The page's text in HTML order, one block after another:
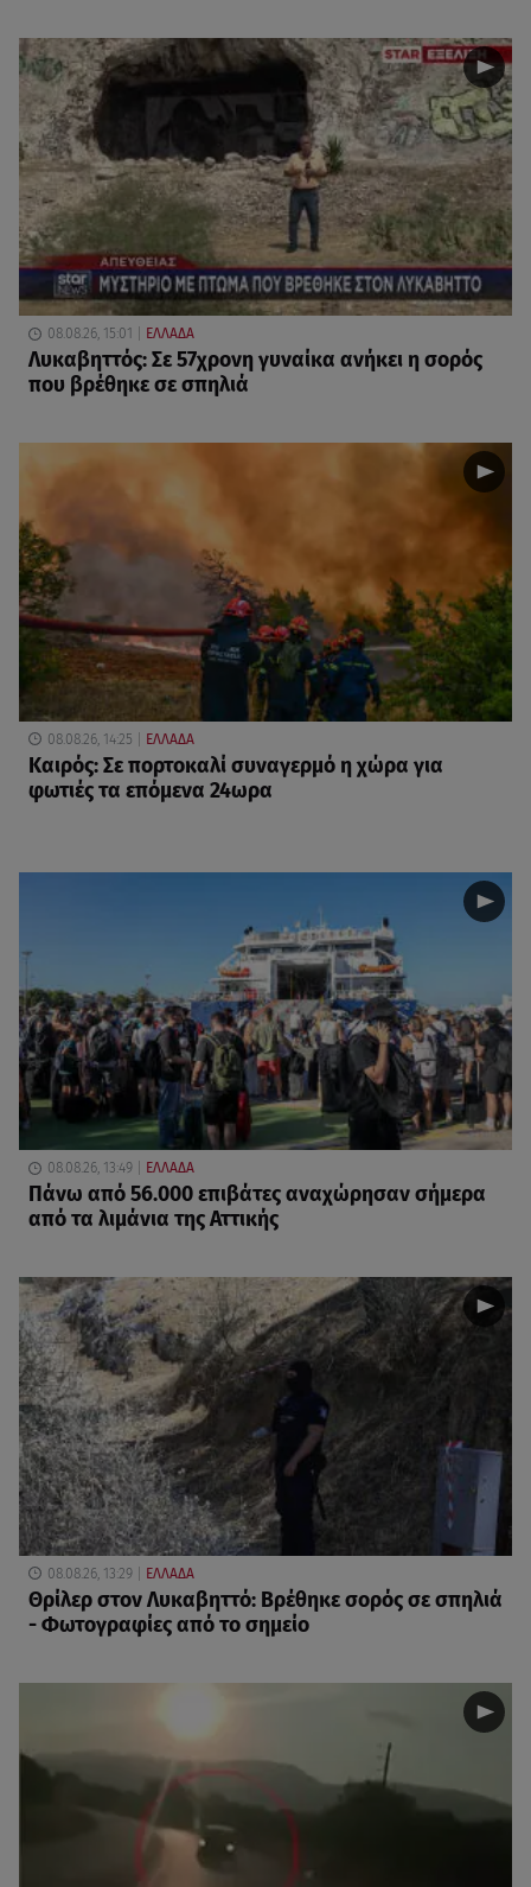
08.08.26, 15:01 ΕΛΛΑΔΑ
Λυκαβηττός: Σε 57χρονη γυναίκα ανήκει η σορός
που βρέθηκε σε σπηλιά
08.08.26, 14:25 ΕΛΛΑΔΑ
Καιρός: Σε πορτοκαλί συναγερμό η χώρα για
φωτιές τα επόμενα 24ωρα
08.08.26, 13:49 ΕΛΛΑΔΑ
Πάνω από 56.000 επιβάτες αναχώρησαν σήμερα
από τα λιμάνια της Αττικής
08.08.26, 13:29 ΕΛΛΑΔΑ
Θρίλερ στον Λυκαβηττό: Βρέθηκε σορός σε σπηλιά
- Φωτογραφίες από το σημείο